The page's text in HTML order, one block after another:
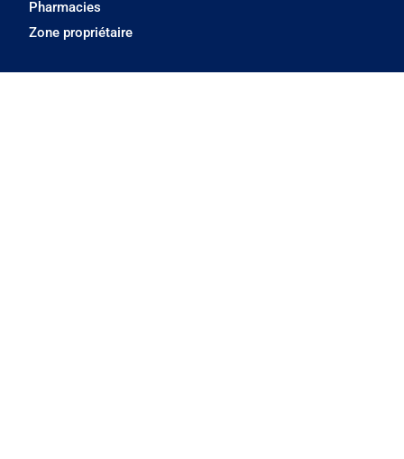
Pharmacies
Zone propriétaire